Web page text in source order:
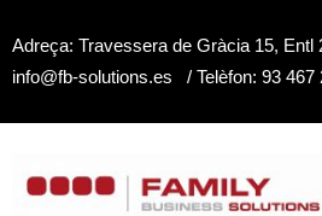
al
contenido
Adreça: Travessera de Gràcia 15, Entl
info@fb-solutions.es / Telèfon: 93 467